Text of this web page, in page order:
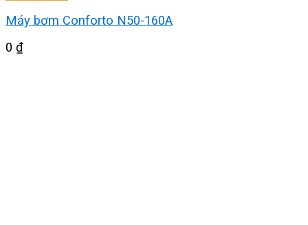
Máy bơm Conforto N50-160A
0 ₫